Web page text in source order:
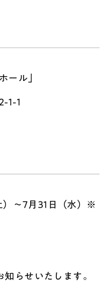
ール」
1-1
）～7月31日（水）※
らせいたします。